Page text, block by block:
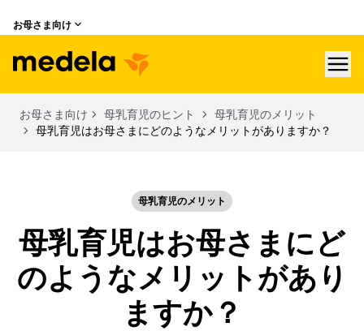
お母さま向け
お母さま向け 母乳育児のヒント
母乳育児のメリット
母乳育児はお母さまにどのようなメリットがありますか？
母乳育児のメリット
母乳育児はお母さまにど
のようなメリットがあり
ますか？